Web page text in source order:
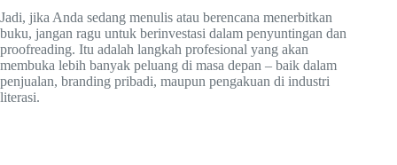
Jadi, jika Anda sedang menulis atau berencana menerbitkan
buku, jangan ragu untuk berinvestasi dalam penyuntingan dan
proofreading. Itu adalah langkah profesional yang akan
membuka lebih banyak peluang di masa depan – baik dalam
penjualan, branding pribadi, maupun pengakuan di industri
literasi.